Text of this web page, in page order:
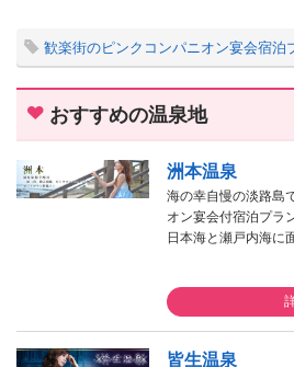
歓楽街のピンクコンパニオン宴会宿泊
おすすめの温泉地
洲本温泉
海の幸自慢の淡路島
オン宴会付宿泊プラ
日本海と瀬戸内海に
富。その瀬戸内海の
に盛り上げます。
主に四国、中国、関
も、瀬戸内海の観光
皆生温泉